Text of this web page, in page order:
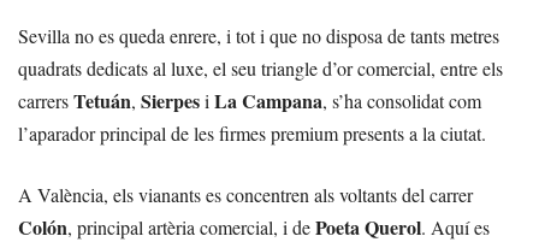
Sevilla no es queda enrere, i tot i que no disposa de tants metres
quadrats dedicats al luxe, el seu triangle d’or comercial, entre els
carrersTetuán, Sierpesi La Campana, s’ha consolidat com
l’aparador principal de les firmes premium presents a la ciutat.
A València, els vianants es concentren als voltants del carrer
Colón, principal artèria comercial, i dePoeta Querol. Aquí es